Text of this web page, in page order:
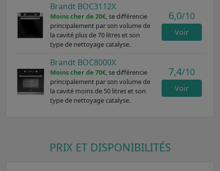
Brandt BOC3112X
Moins cher de 20€, se différencie
principalement par son volume de
la cavité plus de 70 litres et son
type de nettoyage catalyse.
6,0/10
Voir
Brandt BOC8000X
Moins cher de 70€, se différencie
principalement par son volume de
la cavité moins de 50 litres et son
type de nettoyage catalyse.
7,4/10
Voir
PRIX ET DISPONIBILITÉS